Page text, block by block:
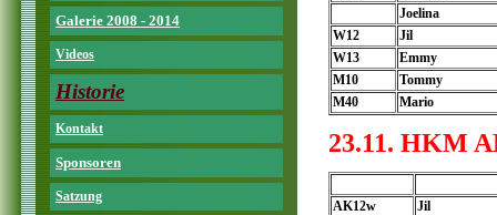
Galerie 2008 - 2014
Videos
Historie
Kontakt
Sponsoren
Satzung
Joelina
W12
Jil
W13
Emmy
M10
Tommy
M40
Mario
23.11. HKM
AK12w
Jil